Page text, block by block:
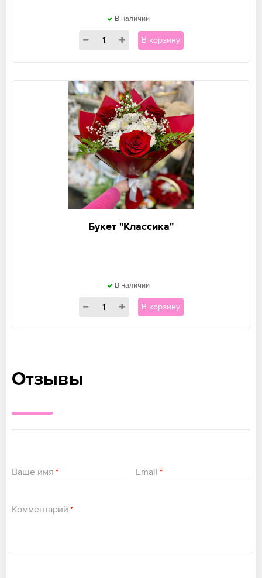
В наличии
В корзину
Букет "Классика"
В наличии
В корзину
Отзывы
Ваше имя * Email *
Комментарий *